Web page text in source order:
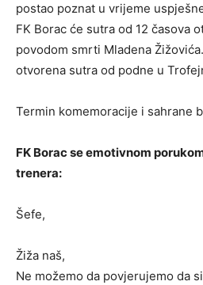
postao poznat u vrijeme
FK Borac će sutra od 12 časova
povodom smrti Mladena
otvorena sutra od podne u
Termin komemoracije i sahrane
FK Borac se emotivnom
trenera:
Šefe,
Žiža naš,
Ne možemo da povjerujemo da